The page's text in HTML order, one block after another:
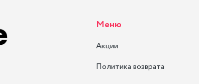
Меню
Акции
Политика возврата